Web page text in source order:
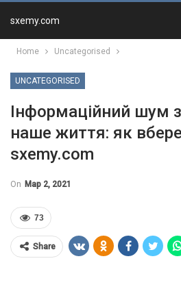
sxemy.com
Home Uncategorised
UNCATEGORISED
Інформаційний шум
наше життя: як
sxemy.com
On Мар 2, 2021
73
Share